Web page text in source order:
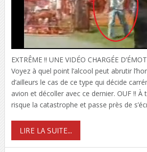
EXTRÊME !! UNE VIDÉO CHARGÉE
Voyez à quel point l’alcool peut abrutir
d’ailleurs le cas de ce type qui décide
avion et décoller avec ce dernier. OUF !!
risque la catastrophe et passe près de
LIRE LA SUITE...